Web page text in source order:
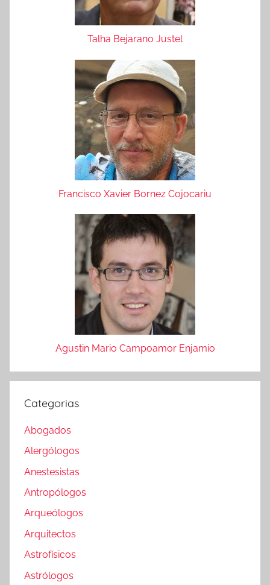
Talha Bejarano Justel
Francisco Xavier Bornez Cojocariu
Agustin Mario Campoamor Enjamio
Categorias
Abogados
Alergólogos
Anestesistas
Antropólogos
Arqueólogos
Arquitectos
Astrofísicos
Astrólogos